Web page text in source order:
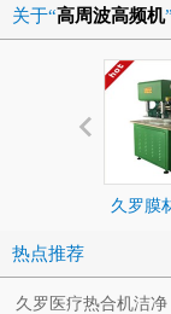
关于“高周波高频机
久罗膜
热点推荐
久罗医疗热合机洁净